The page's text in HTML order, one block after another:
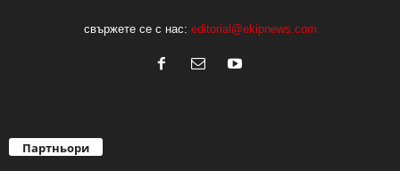
свържете се с нас: editorial@ekipnews.com
Партньори